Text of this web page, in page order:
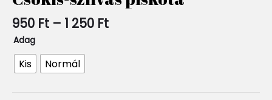
950 Ft – 1 250 Ft
-
1
250 Ft
Adag
Kis Normál